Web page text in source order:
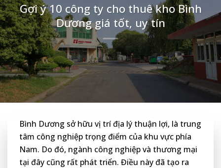
Gợi ý 10 công ty cho thuê kho Bình
Dương giá tốt, uy tín
Bình Dương sở hữu vị trí địa lý thuận lợi, là trung
tâm công nghiệp trọng điểm của khu vực phía
Nam. Do đó, ngành công nghiệp và thương mại
tại đây cũng rất phát triển. Điều này đã tạo ra